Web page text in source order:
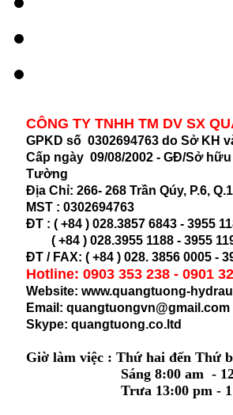
CÔNG TY TNHH TM DV SX
GPKD số 0302694763 do Sở KH
Cấp ngày 09/08/2002 - GĐ/Sở
Tường
Địa Chỉ: 266- 268 Trần Qúy, P.6,
MST : 0302694763
ĐT : ( +84 ) 028.3857 6843 - 3955
( +84 ) 028.3955 1188 - 3955
ĐT / FAX: ( +84 ) 028. 3856 0005 -
Hotline: 0903 353 238 - 0901
Website: www.quangtuong-
Email: quangtuongvn@gmail.com
Skype: quangtuong.co.ltd
Giờ làm việc : Thứ hai đến Thứ
Sáng 8:00 am -
Trưa 13:00 pm -